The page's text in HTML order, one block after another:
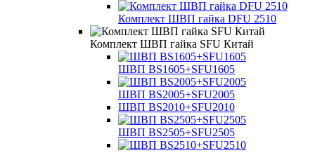
Комплект ШВП гайка DFU 2510
Комплект ШВП гайка SFU Китай
ШВП BS1605+SFU1605
ШВП BS2005+SFU2005
ШВП BS2010+SFU2010
ШВП BS2505+SFU2505